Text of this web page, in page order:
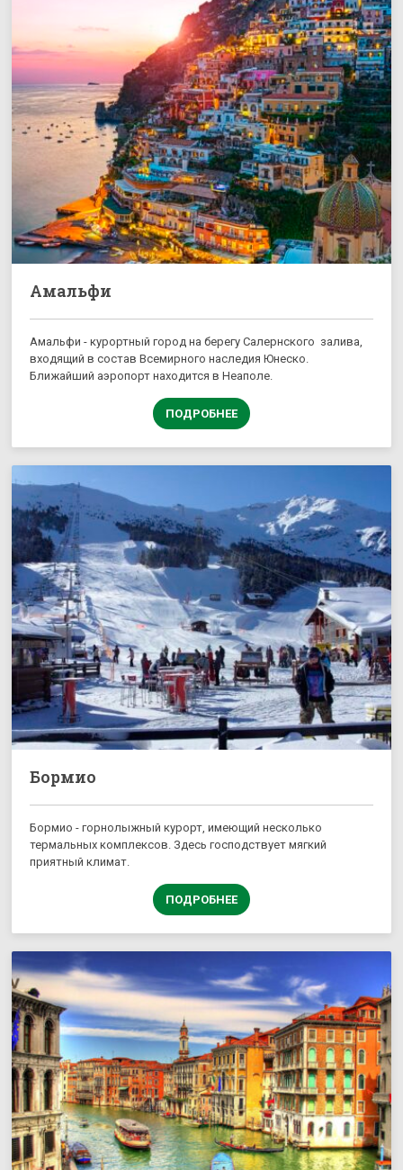
Амальфи
Амальфи - курортный город на берегу Салернского залива,
входящий в состав Всемирного наследия Юнеско.
Ближайший аэропорт находится в Неаполе.
ПОДРОБНЕЕ
Бормио
Бормио - горнолыжный курорт, имеющий несколько
термальных комплексов. Здесь господствует мягкий
приятный климат.
ПОДРОБНЕЕ